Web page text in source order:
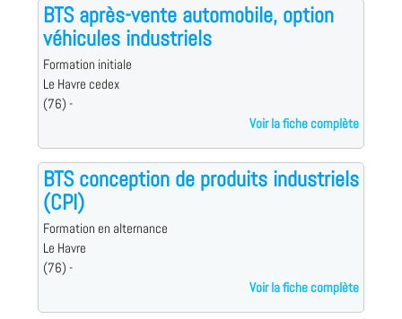
BTS après-vente automobile, option
véhicules industriels
Formation initiale
Le Havre cedex
(76) -
Voir la fiche complète
BTS conception de produits industriels
(CPI)
Formation en alternance
Le Havre
(76) -
Voir la fiche complète